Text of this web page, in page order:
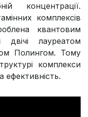
концентрації.
комплексів
квантовим
двічі лауреатом
Полингом. Тому
комплекси
ефективність.